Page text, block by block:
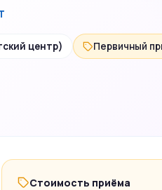
центр) Первичный
Стоимость приёма